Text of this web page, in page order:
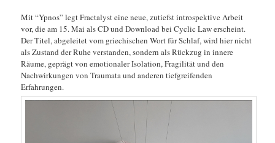
Mit “Ypnos” legt Fractalyst eine neue, zutiefst introspektive Arbeit
vor, die am 15. Mai als CD und Download bei Cyclic Law erscheint.
Der Titel, abgeleitet vom griechischen Wort für Schlaf, wird hier nicht
als Zustand der Ruhe verstanden, sondern als Rückzug in innere
Räume, geprägt von emotionaler Isolation, Fragilität und den
Nachwirkungen von Traumata und anderen tiefgreifenden
Erfahrungen.